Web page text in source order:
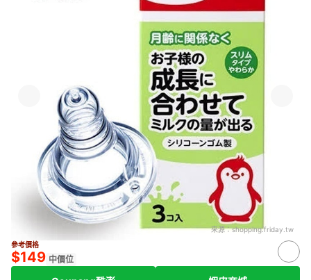
來源：shopping.friday.tw
參考價格
$149 中價位